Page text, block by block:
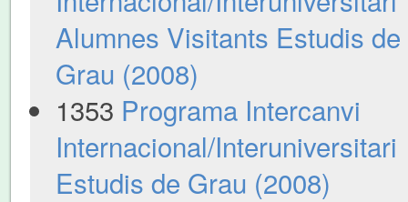
Alumnes Visitants Estudis de
Grau (2008)
1353 Programa Intercanvi
Internacional/Interuniversitari
Estudis de Grau (2008)